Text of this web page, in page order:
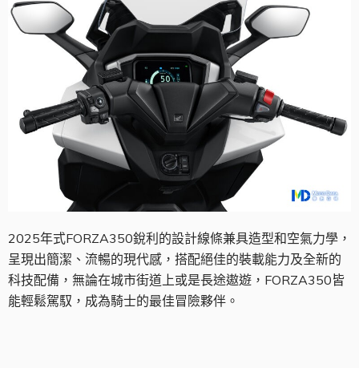
2025年式FORZA350銳利的設計線條兼具造型和空氣力學，
呈現出簡潔、流暢的現代感，搭配絕佳的裝載能力及全新的
科技配備，無論在城市街道上或是長途遨遊，FORZA350皆
能輕鬆駕馭，成為騎士的最佳冒險夥伴。